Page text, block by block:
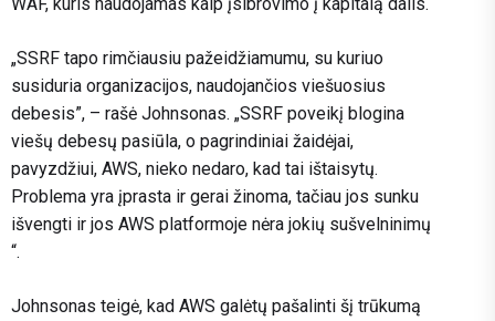
WAF, kuris naudojamas kaip įsibrovimo į kapitalą dalis.
„SSRF tapo rimčiausiu pažeidžiamumu, su kuriuo
susiduria organizacijos, naudojančios viešuosius
debesis”, – rašė Johnsonas. „SSRF poveikį blogina
viešų debesų pasiūla, o pagrindiniai žaidėjai,
pavyzdžiui, AWS, nieko nedaro, kad tai ištaisytų.
Problema yra įprasta ir gerai žinoma, tačiau jos sunku
išvengti ir jos AWS platformoje nėra jokių sušvelninimų
“.
Johnsonas teigė, kad AWS galėtų pašalinti šį trūkumą